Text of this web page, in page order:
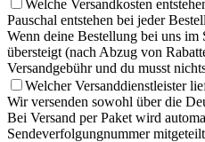
Welche Versandkosten
Pauschal entstehen bei jeder
Wenn deine Bestellung bei uns
übersteigt (nach Abzug von
Versandgebühr und du musst
Welcher Versanddienstleister
Wir versenden sowohl über die
Bei Versand per Paket wird
Sendeverfolgungnummer